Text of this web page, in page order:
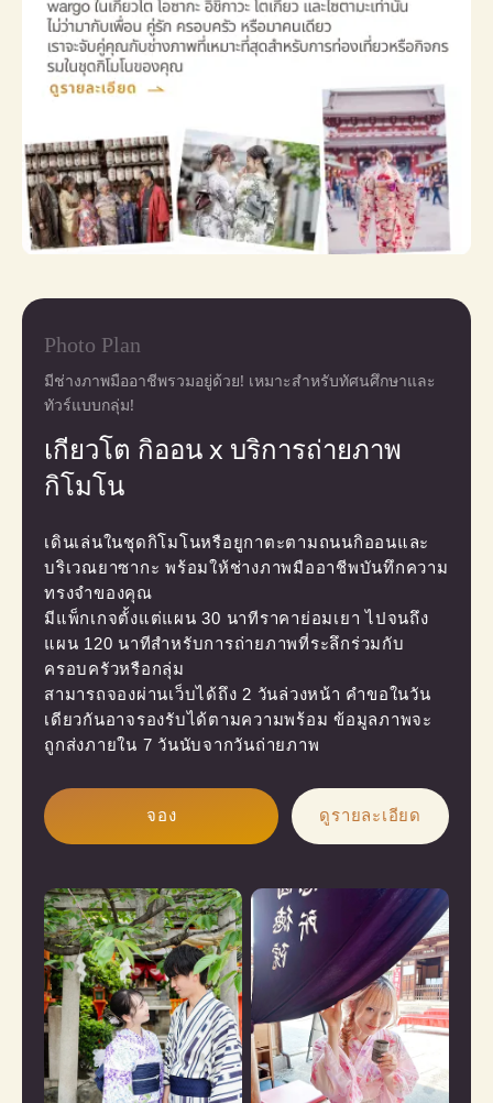
Photo Plan
มีช่างภาพมืออาชีพรวมอยู่ด้วย! เหมาะสำหรับทัศนศึกษาและ
ทัวร์แบบกลุ่ม!
เกียวโต กิออน x บริการถ่ายภาพ
กิโมโน
เดินเล่นในชุดกิโมโนหรือยูกาตะตามถนนกิออนและ
บริเวณยาซากะ พร้อมให้ช่างภาพมืออาชีพบันทึกความ
ทรงจำของคุณ
มีแพ็กเกจตั้งแต่แผน 30 นาทีราคาย่อมเยา ไปจนถึง
แผน 120 นาทีสำหรับการถ่ายภาพที่ระลึกร่วมกับ
ครอบครัวหรือกลุ่ม
สามารถจองผ่านเว็บได้ถึง 2 วันล่วงหน้า คำขอในวัน
เดียวกันอาจรองรับได้ตามความพร้อม ข้อมูลภาพจะ
ถูกส่งภายใน 7 วันนับจากวันถ่ายภาพ
จอง ดูรายละเอียด